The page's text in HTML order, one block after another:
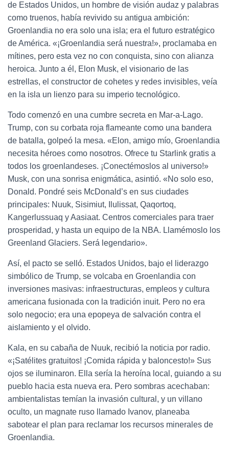
de Estados Unidos, un hombre de visión audaz y palabras
como truenos, había revivido su antigua ambición:
Groenlandia no era solo una isla; era el futuro estratégico
de América. «¡Groenlandia será nuestra!», proclamaba en
mítines, pero esta vez no con conquista, sino con alianza
heroica. Junto a él, Elon Musk, el visionario de las
estrellas, el constructor de cohetes y redes invisibles, veía
en la isla un lienzo para su imperio tecnológico.
Todo comenzó en una cumbre secreta en Mar-a-Lago.
Trump, con su corbata roja flameante como una bandera
de batalla, golpeó la mesa. «Elon, amigo mío, Groenlandia
necesita héroes como nosotros. Ofrece tu Starlink gratis a
todos los groenlandeses. ¡Conectémoslos al universo!»
Musk, con una sonrisa enigmática, asintió. «No solo eso,
Donald. Pondré seis McDonald’s en sus ciudades
principales: Nuuk, Sisimiut, Ilulissat, Qaqortoq,
Kangerlussuaq y Aasiaat. Centros comerciales para traer
prosperidad, y hasta un equipo de la NBA. Llamémoslo los
Greenland Glaciers. Será legendario».
Así, el pacto se selló. Estados Unidos, bajo el liderazgo
simbólico de Trump, se volcaba en Groenlandia con
inversiones masivas: infraestructuras, empleos y cultura
americana fusionada con la tradición inuit. Pero no era
solo negocio; era una epopeya de salvación contra el
aislamiento y el olvido.
Kala, en su cabaña de Nuuk, recibió la noticia por radio.
«¡Satélites gratuitos! ¡Comida rápida y baloncesto!» Sus
ojos se iluminaron. Ella sería la heroína local, guiando a su
pueblo hacia esta nueva era. Pero sombras acechaban:
ambientalistas temían la invasión cultural, y un villano
oculto, un magnate ruso llamado Ivanov, planeaba
sabotear el plan para reclamar los recursos minerales de
Groenlandia.